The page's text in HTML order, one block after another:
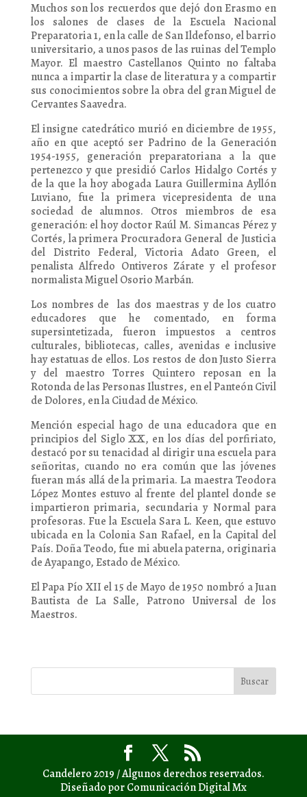
Muchos son los recuerdos que dejó don Erasmo en
los salones de clases de la Escuela Nacional
Preparatoria 1, en la calle de San Ildefonso, el barrio
universitario, a unos pasos de las ruinas del Templo
Mayor. El maestro Castellanos Quinto no faltaba
nunca a impartir la clase de literatura y a compartir
sus conocimientos sobre la obra del gran Miguel de
Cervantes Saavedra.
El insigne catedrático murió en diciembre de 1955,
año en que aceptó ser Padrino de la Generación
1954-1955, generación preparatoriana a la que
pertenezco y que presidió Carlos Hidalgo Cortés y
de la que la hoy abogada Laura Guillermina Ayllón
Luviano, fue la primera vicepresidenta de una
sociedad de alumnos. Otros miembros de esa
generación: el hoy doctor Raúl M. Simancas Pérez y
Cortés, la primera Procuradora General de Justicia
del Distrito Federal, Victoria Adato Green, el
penalista Alfredo Ontiveros Zárate y el profesor
normalista Miguel Osorio Marbán.
Los nombres de las dos maestras y de los cuatro
educadores que he comentado, en forma
supersintetizada, fueron impuestos a centros
culturales, bibliotecas, calles, avenidas e inclusive
hay estatuas de ellos. Los restos de don Justo Sierra
y del maestro Torres Quintero reposan en la
Rotonda de las Personas Ilustres, en el Panteón Civil
de Dolores, en la Ciudad de México.
Mención especial hago de una educadora que en
principios del Siglo XX, en los días del porfiriato,
destacó por su tenacidad al dirigir una escuela para
señoritas, cuando no era común que las jóvenes
fueran más allá de la primaria. La maestra Teodora
López Montes estuvo al frente del plantel donde se
impartieron primaria, secundaria y Normal para
profesoras. Fue la Escuela Sara L. Keen, que estuvo
ubicada en la Colonia San Rafael, en la Capital del
País. Doña Teodo, fue mi abuela paterna, originaria
de Ayapango, Estado de México.
El Papa Pío XII el 15 de Mayo de 1950 nombró a Juan
Bautista de La Salle, Patrono Universal de los
Maestros.
Candelero 2019 / Algunos derechos reservados.
Diseñado por Comunicación Digital Mx